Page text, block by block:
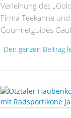
Verleihung des
Firma Teekanne
Gourmetguides
Den ganzen Beitrag